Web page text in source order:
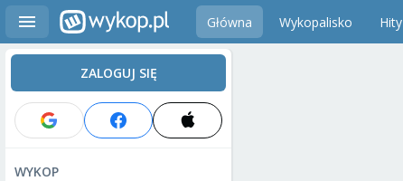
Główna Wykopalisko Hity
ZALOGUJ SIĘ
WYKOP